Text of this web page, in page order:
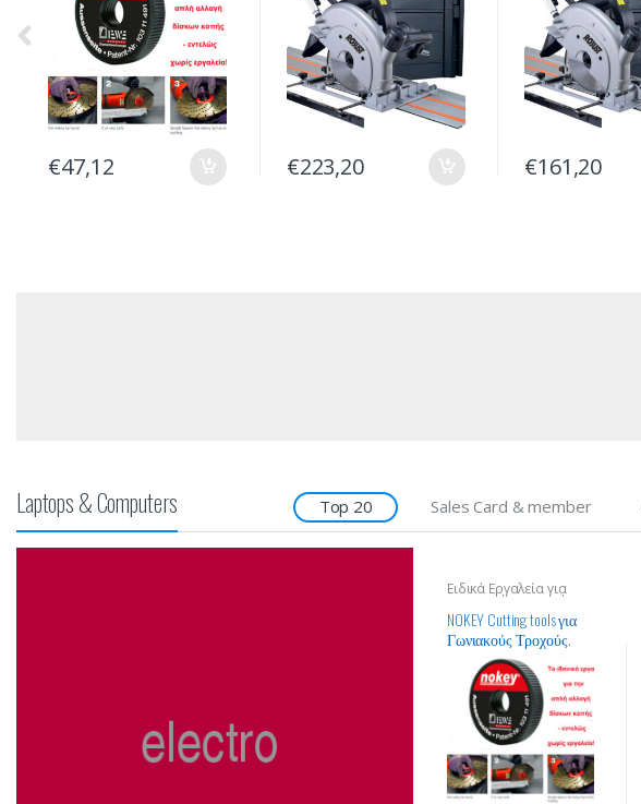
€47,12 €223,20 €161,20
Laptops & Computers Top 20 Sales Card & member
Ειδικά Εργαλεία για
Γωνιακούς Τροχούς
NOKEY Cutting tools για
Γωνιακούς Τροχούς.
Premium Quality